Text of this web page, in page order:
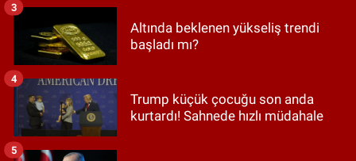
Altında beklenen yükseliş trendi
başladı mı?
3
Trump küçük çocuğu son anda
kurtardı! Sahnede hızlı müdahale
4
5